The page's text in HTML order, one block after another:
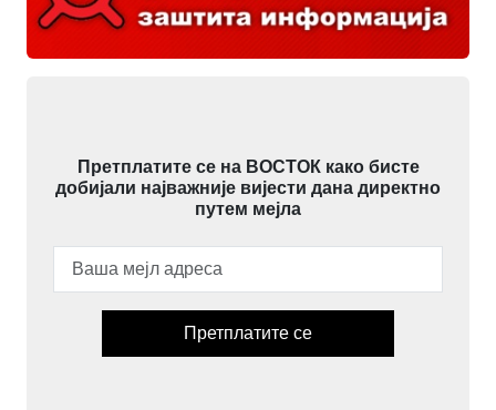
Претплатите се на ВОСТОК како бисте
добијали најважније вијести дана директно
путем мејла
Претплатите се